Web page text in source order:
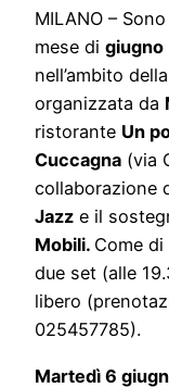
MILANO –
mese di giugno
nell’ambito
organizzata da
ristorante Un
Cuccagna (via
collaborazione
Jazz e il
Mobili. Come
due set (alle
libero
025457785).
Martedì 6